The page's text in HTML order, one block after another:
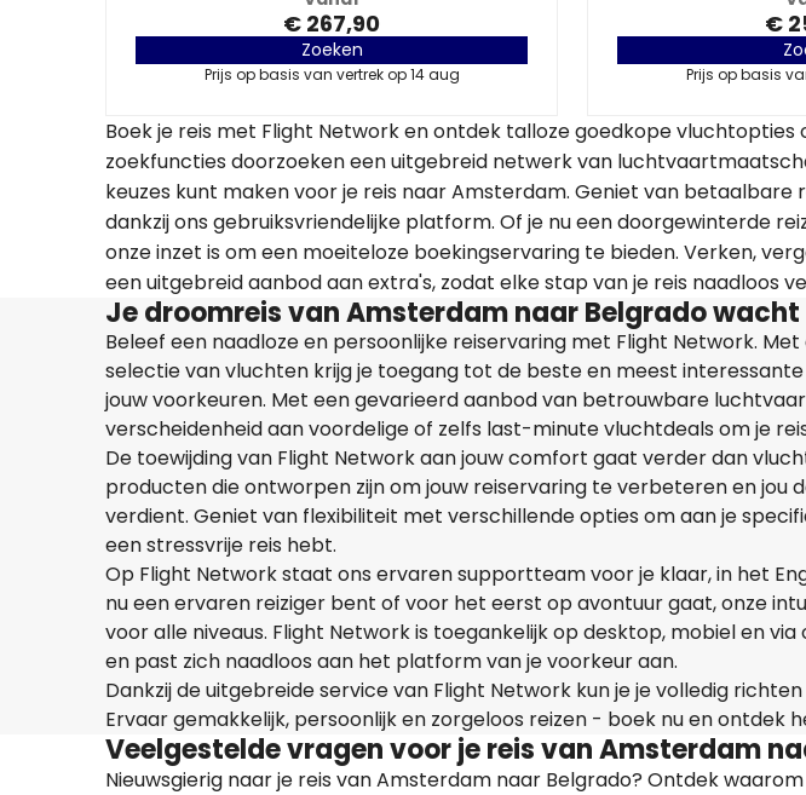
€ 267,90
Zoeken
Prijs op basis van vertrek op 14 aug
€
Prijs op basis
Boek je reis met Flight Network en ontdek talloze goedkope
zoekfuncties doorzoeken een uitgebreid netwerk van
keuzes kunt maken voor je reis naar Amsterdam. Geniet van betaalbare
dankzij ons gebruiksvriendelijke platform. Of je nu een doorgewinterde
onze inzet is om een moeiteloze boekingservaring te bieden. Verken,
een uitgebreid aanbod aan extra's, zodat elke stap van je reis naadloos
Je droomreis van Amsterdam naar Belgrado wacht
Beleef een naadloze en persoonlijke reiservaring met Flight Network.
selectie van vluchten krijg je toegang tot de beste en meest
jouw voorkeuren. Met een gevarieerd aanbod van betrouwbare
verscheidenheid aan voordelige of zelfs last-minute vluchtdeals om je
De toewijding van Flight Network aan jouw comfort gaat verder dan
producten die ontworpen zijn om jouw reiservaring te verbeteren en jou
verdient. Geniet van flexibiliteit met verschillende opties om aan je
een stressvrije reis hebt.
Op Flight Network staat ons ervaren supportteam voor je klaar, in het
nu een ervaren reiziger bent of voor het eerst op avontuur gaat, onze
voor alle niveaus. Flight Network is toegankelijk op desktop, mobiel en
en past zich naadloos aan het platform van je voorkeur aan.
Dankzij de uitgebreide service van Flight Network kun je je volledig
Ervaar gemakkelijk, persoonlijk en zorgeloos reizen - boek nu en ontdek
Veelgestelde vragen voor je reis van Amsterdam
Nieuwsgierig naar je reis van Amsterdam naar Belgrado? Ontdek